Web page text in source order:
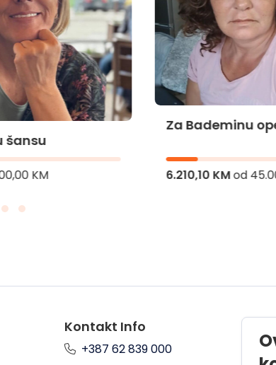
šansu
KM
Za Bademinu
6.210,10 KMod
Kontakt Info
+387 62 839 000